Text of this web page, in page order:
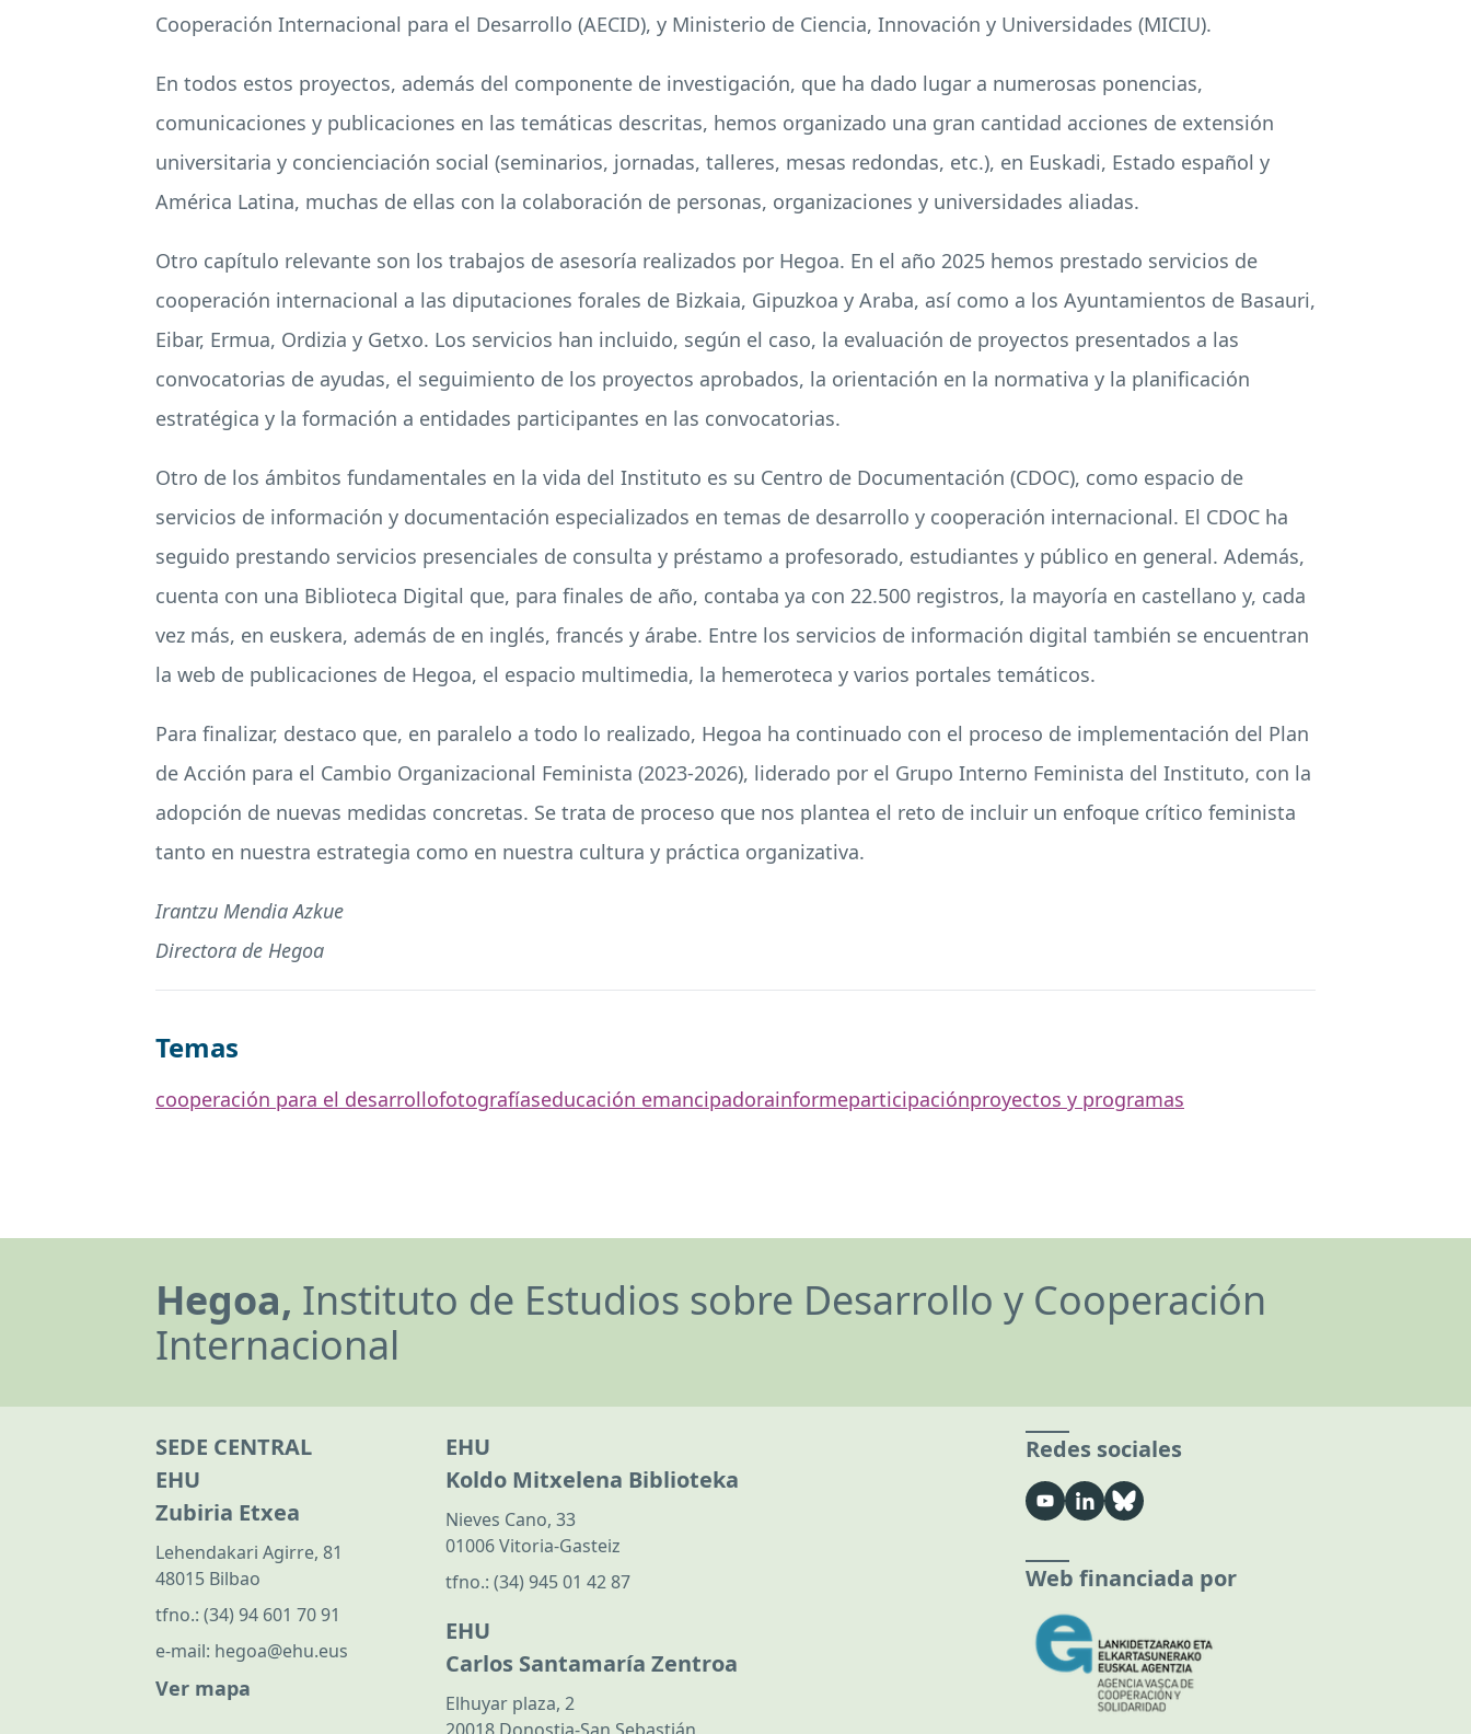
Cooperación Internacional para el Desarrollo (AECID), y Ministerio de Ciencia, Innovación y Universidades (MICIU).
En todos estos proyectos, además del componente de investigación, que ha dado lugar a numerosas ponencias,
comunicaciones y publicaciones en las temáticas descritas, hemos organizado una gran cantidad acciones de extensión
universitaria y concienciación social (seminarios, jornadas, talleres, mesas redondas, etc.), en Euskadi, Estado español y
América Latina, muchas de ellas con la colaboración de personas, organizaciones y universidades aliadas.
Otro capítulo relevante son los trabajos de asesoría realizados por Hegoa. En el año 2025 hemos prestado servicios de
cooperación internacional a las diputaciones forales de Bizkaia, Gipuzkoa y Araba, así como a los Ayuntamientos de Basauri,
Eibar, Ermua, Ordizia y Getxo. Los servicios han incluido, según el caso, la evaluación de proyectos presentados a las
convocatorias de ayudas, el seguimiento de los proyectos aprobados, la orientación en la normativa y la planificación
estratégica y la formación a entidades participantes en las convocatorias.
Otro de los ámbitos fundamentales en la vida del Instituto es su Centro de Documentación (CDOC), como espacio de
servicios de información y documentación especializados en temas de desarrollo y cooperación internacional. El CDOC ha
seguido prestando servicios presenciales de consulta y préstamo a profesorado, estudiantes y público en general. Además,
cuenta con una Biblioteca Digital que, para finales de año, contaba ya con 22.500 registros, la mayoría en castellano y, cada
vez más, en euskera, además de en inglés, francés y árabe. Entre los servicios de información digital también se encuentran
la web de publicaciones de Hegoa, el espacio multimedia, la hemeroteca y varios portales temáticos.
Para finalizar, destaco que, en paralelo a todo lo realizado, Hegoa ha continuado con el proceso de implementación del Plan
de Acción para el Cambio Organizacional Feminista (2023-2026), liderado por el Grupo Interno Feminista del Instituto, con la
adopción de nuevas medidas concretas. Se trata de proceso que nos plantea el reto de incluir un enfoque crítico feminista
tanto en nuestra estrategia como en nuestra cultura y práctica organizativa.
Irantzu Mendia Azkue
Directora de Hegoa
Temas
cooperación para el desarrollofotografíaseducación emancipadorainformeparticipaciónproyectos y programas
Hegoa, Instituto de Estudios sobre Desarrollo y Cooperación
Internacional
SEDE CENTRAL
EHU
Zubiria Etxea
Lehendakari Agirre, 81
48015 Bilbao
tfno.: (34) 94 601 70 91
e-mail: hegoa@ehu.eus
Ver mapa
EHU
Koldo Mitxelena Biblioteka
Nieves Cano, 33
01006 Vitoria-Gasteiz
tfno.: (34) 945 01 42 87
EHU
Carlos Santamaría Zentroa
Elhuyar plaza, 2
Redes sociales
Web financiada por